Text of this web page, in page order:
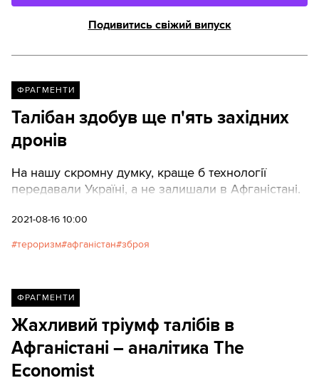
Подивитись свіжий випуск
ФРАГМЕНТИ
Талібан здобув ще п'ять західних
дронів
На нашу скромну думку, краще б технології
передавали Україні, а не залишали в Афганістані.
2021-08-16 10:00
тероризм афганістан зброя
ФРАГМЕНТИ
Жахливий тріумф талібів в
Афганістані – аналітика The
Economist